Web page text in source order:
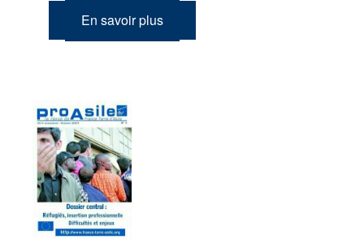
En savoir plus